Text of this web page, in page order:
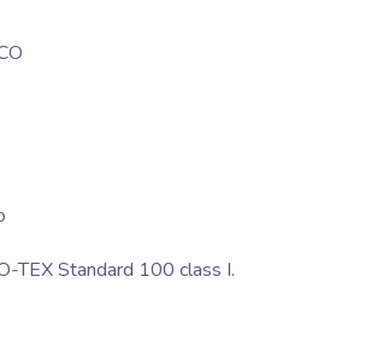
TEX Standard 100 class I.